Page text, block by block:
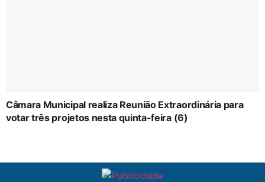
Câmara Municipal realiza Reunião Extraordinária para
votar três projetos nesta quinta-feira (6)